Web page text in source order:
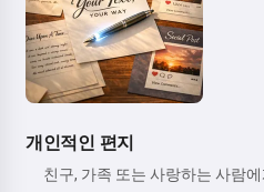
개인적인 편지
친구, 가족 또는 사랑하는 사람